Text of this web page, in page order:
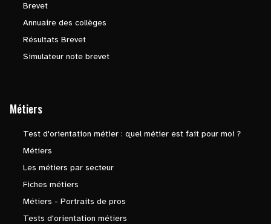
Brevet
Annuaire des collèges
Résultats Brevet
Simulateur note brevet
Métiers
Test d'orientation métier : quel métier est fait pour moi ?
Métiers
Les métiers par secteur
Fiches métiers
Métiers - Portraits de pros
Tests d'orientation métiers